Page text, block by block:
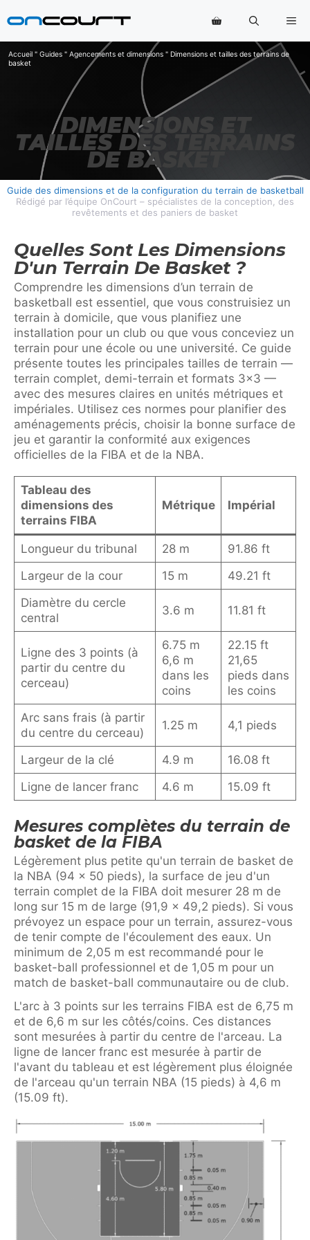
au
Accueil " Guides " Agencements et dimensions " Dimensions et tailles des terrains de
basket
DIMENSIONS ET
TAILLES DES TERRAINS
DE BASKET
Guide des dimensions et de la configuration du terrain de basketball
Rédigé par l’équipe OnCourt – spécialistes de la conception, des
revêtements et des paniers de basket
Quelles Sont Les Dimensions
D'un Terrain De Basket ?
Comprendre les dimensions d’un terrain de
basketball est essentiel, que vous construisiez un
terrain à domicile, que vous planifiez une
installation pour un club ou que vous conceviez un
terrain pour une école ou une université. Ce guide
présente toutes les principales tailles de terrain —
terrain complet, demi-terrain et formats 3x3 —
avec des mesures claires en unités métriques et
impériales. Utilisez ces normes pour planifier des
aménagements précis, choisir la bonne surface de
jeu et garantir la conformité aux exigences
officielles de la FIBA et de la NBA.
Tableau des
dimensions des
terrains FIBA
Métrique Impérial
Longueur du tribunal 28 m
91.86 ft
Largeur de la cour
15 m
49.21 ft
Diamètre du cercle
central
3.6 m 11.81 ft
Ligne des 3 points (à
partir du centre du
cerceau)
6.75 m
6,6 m
dans les
coins
22.15 ft
21,65
pieds dans
les coins
Arc sans frais (à partir
du centre du cerceau)
1.25 m 4,1 pieds
Largeur de la clé 4.9 m
16.08 ft
Ligne de lancer franc
4.6 m 15.09 ft
Mesures complètes du terrain de
basket de la FIBA
Légèrement plus petite qu'un terrain de basket de
la NBA (94 x 50 pieds), la surface de jeu d'un
terrain complet de la FIBA doit mesurer 28 m de
long sur 15 m de large (91,9 x 49,2 pieds). Si vous
prévoyez un espace pour un terrain, assurez-vous
de tenir compte de l'écoulement des eaux. Un
minimum de 2,05 m est recommandé pour le
basket-ball professionnel et de 1,05 m pour un
match de basket-ball communautaire ou de club.
L'arc à 3 points sur les terrains FIBA est de 6,75 m
et de 6,6 m sur les côtés/coins. Ces distances
sont mesurées à partir du centre de l'arceau. La
ligne de lancer franc est mesurée à partir de
l'avant du tableau et est légèrement plus éloignée
de l'arceau qu'un terrain NBA (15 pieds) à 4,6 m
(15.09 ft).